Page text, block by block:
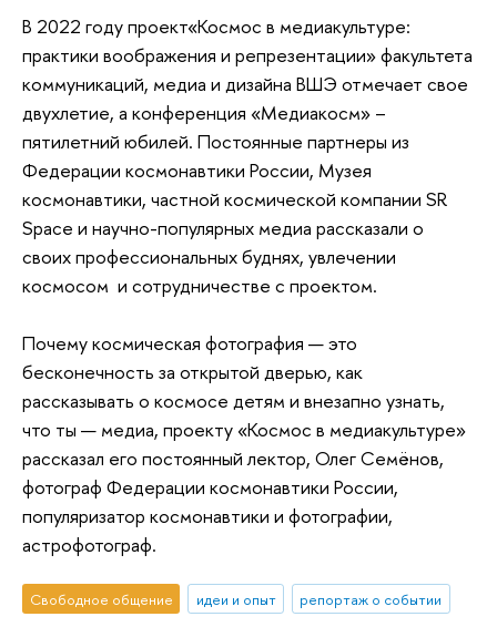
В 2022 году проект«Космос в медиакультуре:
практики воображения и репрезентации» факультета
коммуникаций, медиа и дизайна ВШЭ отмечает свое
двухлетие, а конференция «Медиакосм» –
пятилетний юбилей. Постоянные партнеры из
Федерации космонавтики России, Музея
космонавтики, частной космической компании SR
Space и научно-популярных медиа рассказали о
своих профессиональных буднях, увлечении
космосом и сотрудничестве с проектом.
Почему космическая фотография — это
бесконечность за открытой дверью, как
рассказывать о космосе детям и внезапно узнать,
что ты — медиа, проекту «Космос в медиакультуре»
рассказал его постоянный лектор, Олег Семёнов,
фотограф Федерации космонавтики России,
популяризатор космонавтики и фотографии,
астрофотограф.
Свободное общение идеи и опыт репортаж о событии